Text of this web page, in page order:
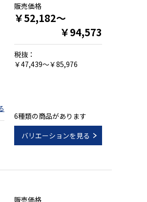
販売価格
￥52,182～
￥94,573
税抜：
￥47,439～￥85,976
6種類の商品があります
バリエーションを見る
販売価格